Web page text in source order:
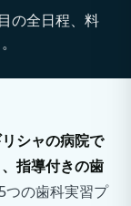
の全日程、料
シャの病院で
指導付きの歯
つの歯科実習プ